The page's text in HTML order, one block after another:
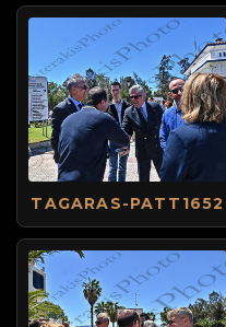
TAGARAS-PATT1652